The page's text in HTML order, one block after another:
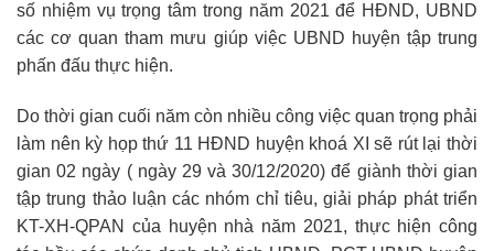
số nhiệm vụ trọng tâm trong năm 2021 để HĐND, UBND
các cơ quan tham mưu giúp việc UBND huyện tập trung
phấn đấu thực hiện.
Do thời gian cuối năm còn nhiều công việc quan trọng phải
làm nên kỳ họp thứ 11 HĐND huyện khoá XI sẽ rút lại thời
gian 02 ngày ( ngày 29 và 30/12/2020) để giành thời gian
tập trung thảo luận các nhóm chỉ tiêu, giải pháp phát triển
KT-XH-QPAN của huyện nhà năm 2021, thực hiện công